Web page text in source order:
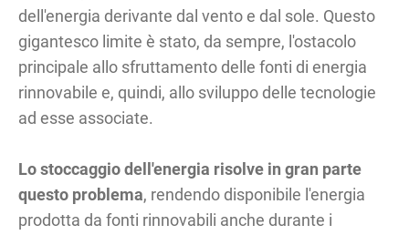
dell'energia derivante dal vento e dal sole. Questo
gigantesco limite è stato, da sempre, l'ostacolo
principale allo sfruttamento delle fonti di energia
rinnovabile e, quindi, allo sviluppo delle tecnologie
ad esse associate.
Lo stoccaggio dell'energia risolve in gran parte
questo problema, rendendo disponibile l'energia
prodotta da fonti rinnovabili anche durante i